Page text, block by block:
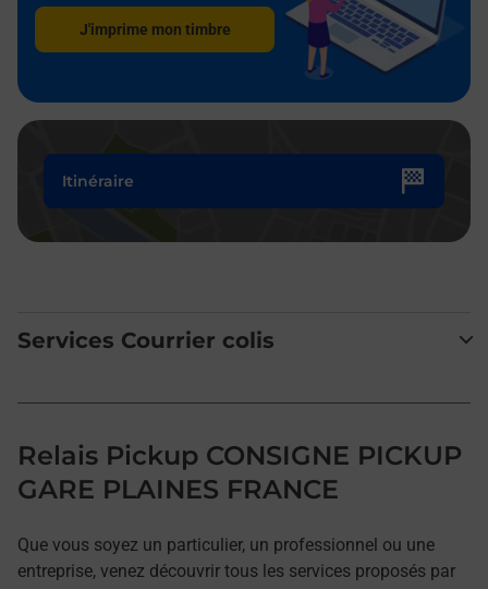
J'imprime mon timbre
Itinéraire
Services Courrier colis
Relais Pickup CONSIGNE PICKUP
GARE PLAINES FRANCE
Que vous soyez un particulier, un professionnel ou une
entreprise, venez découvrir tous les services proposés par